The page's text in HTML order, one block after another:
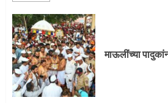
माऊलींच्या
3